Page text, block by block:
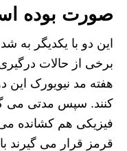
صورت بوده
این دو با یکدیگر به
برخی از حالات
هفته مد نیویورک این
کنند. سپس مدتی می
فیزیکی هم کشانده
قرمز قرار می گیرند